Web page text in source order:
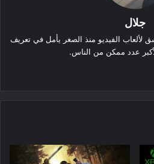
جلال
لألعاب الفيديو منذ الصغر يأمل في تعريف
لأكبر عدد ممكن من الناس.